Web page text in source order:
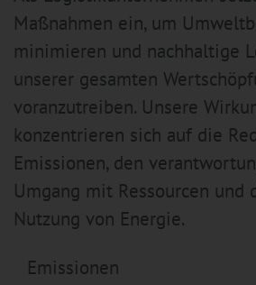
Maßnahmen ein, um
minimieren und nachhaltige
unserer gesamten
voranzutreiben. Unsere
konzentrieren sich auf die
Emissionen, den
Umgang mit Ressourcen und
Nutzung von Energie.
Emissionen